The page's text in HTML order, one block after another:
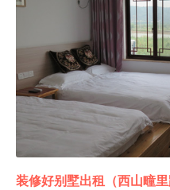
装修好别墅出租（西山疃里